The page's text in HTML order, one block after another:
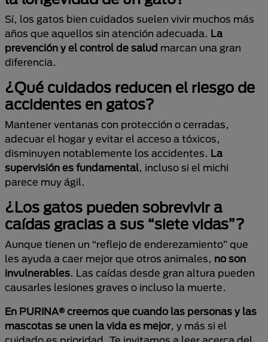
Sí, los gatos bien cuidados suelen vivir muchos más
años que aquellos sin atención adecuada. La
prevención y el control de salud marcan una gran
diferencia.
¿Qué cuidados reducen el riesgo de
accidentes en gatos?
Mantener ventanas con protección o cerradas,
adecuar el hogar y evitar el acceso a tóxicos,
disminuyen notablemente los accidentes. La
supervisión es fundamental, incluso si el michi
parece muy ágil.
¿Los gatos pueden sobrevivir a
caídas gracias a sus “siete vidas”?
Aunque tienen un “reflejo de enderezamiento” que
les ayuda a caer mejor que otros animales, no son
invulnerables. Las caídas desde gran altura pueden
causarles lesiones graves o incluso la muerte.
En PURINA® creemos que cuando las personas y las
mascotas se unen la vida es mejor, y más si el